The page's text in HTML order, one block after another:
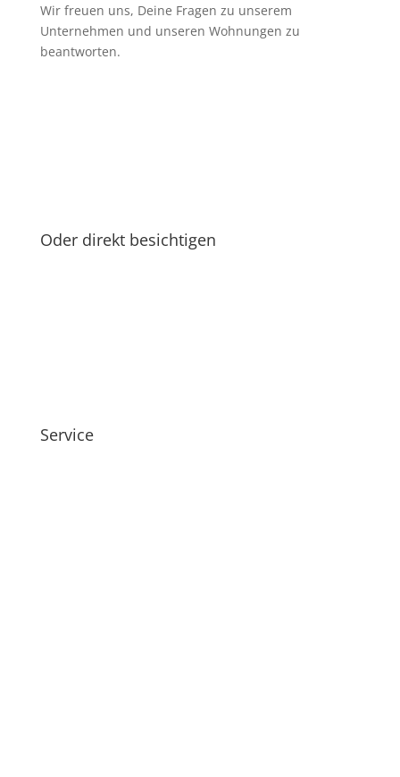
Wir freuen uns, Deine Fragen zu unserem
Unternehmen und unseren Wohnungen zu
beantworten.
Oder direkt besichtigen
Service